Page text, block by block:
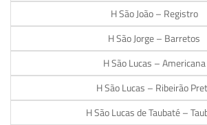
H São João – Registro
H São Jorge – Barretos
H São Lucas – Americana
H São Lucas – Ribeirão
H São Lucas de Taubaté –